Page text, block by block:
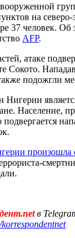
вооруженной
на
37 человек. Об
AFP.
атаке
Сокото.
подожгли
Нигерии
Население,
подвергается
произошла
в